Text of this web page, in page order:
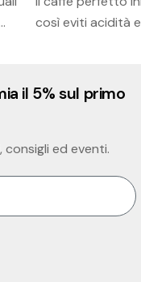
così eviti acidità
il 5% sul primo
ed eventi.